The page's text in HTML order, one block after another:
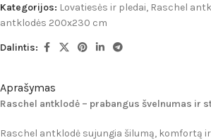
Kategorijos: Lovatiesės ir pledai, Raschel
antklodės 200x230 cm
Dalintis:
Aprašymas
Raschel antklodė – prabangus švelnumas ir
Raschel antklodė sujungia šilumą, komfortą